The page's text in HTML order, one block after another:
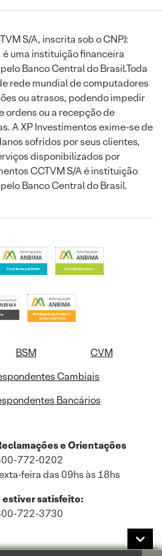
S/A, inscrita sob o CNPJ:
uma instituição financeira
Banco Central do Brasil.Toda
rede mundial de computadores
ou atrasos, podendo impedir
ordens ou a recepção de
A XP Investimentos exime-se de
sofridos por seus clientes,
disponibilizados por
CCTVM S/A é instituição
Banco Central do Brasil.
BSM
CVM
Cambiais
Bancários
e Orientações
772-0202
feira das 09hs às 18hs
estiver satisfeito:
722-3730